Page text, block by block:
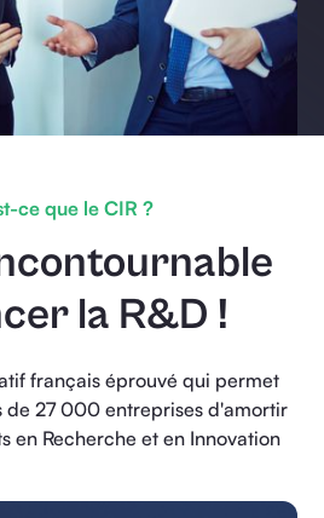
ce que le CIR ?
la R&D !
français éprouvé qui permet
de 27 000 entreprises d'amortir
en Recherche et en Innovation